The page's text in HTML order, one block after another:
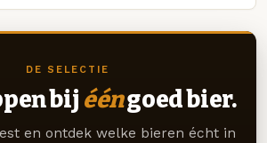
DE SELECTIE
bij ééngoed bier.
en ontdek welke bieren écht in